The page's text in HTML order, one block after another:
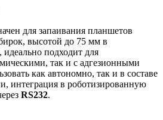
для запаивания планшетов
высотой до 75 мм в
подходит для
так и с адгезионными
как автономно, так и в составе
интеграция в роботизированную
RS232.